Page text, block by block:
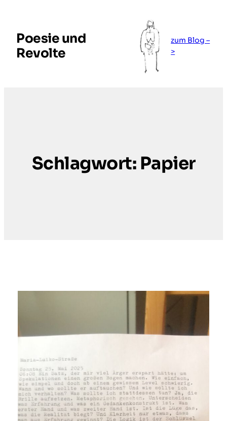
springen
Poesie und
Revolte
zum Blog –
>
Schlagwort: Papier